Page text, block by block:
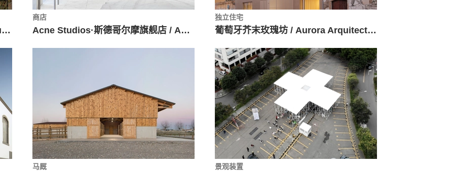
本土风情的新住宅 / Espacio 18 Arquitectura
商店
Acne Studios·斯德哥尔摩旗舰店 / ARQUITECTURA-G
独立住宅
葡萄牙芥末玫瑰坊 / Aurora Arquitectos + Furo
马厩 景观装置